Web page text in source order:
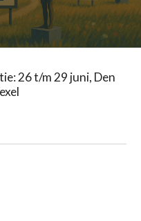
26 t/m 29 juni, Den